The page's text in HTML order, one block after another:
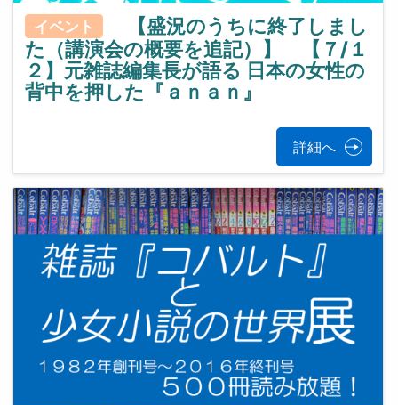
イベント
【盛況のうちに終了しまし
た（講演会の概要を追記）】 【７/１
２】元雑誌編集長が語る 日本の女性の
背中を押した『ａｎａｎ』
詳細へ